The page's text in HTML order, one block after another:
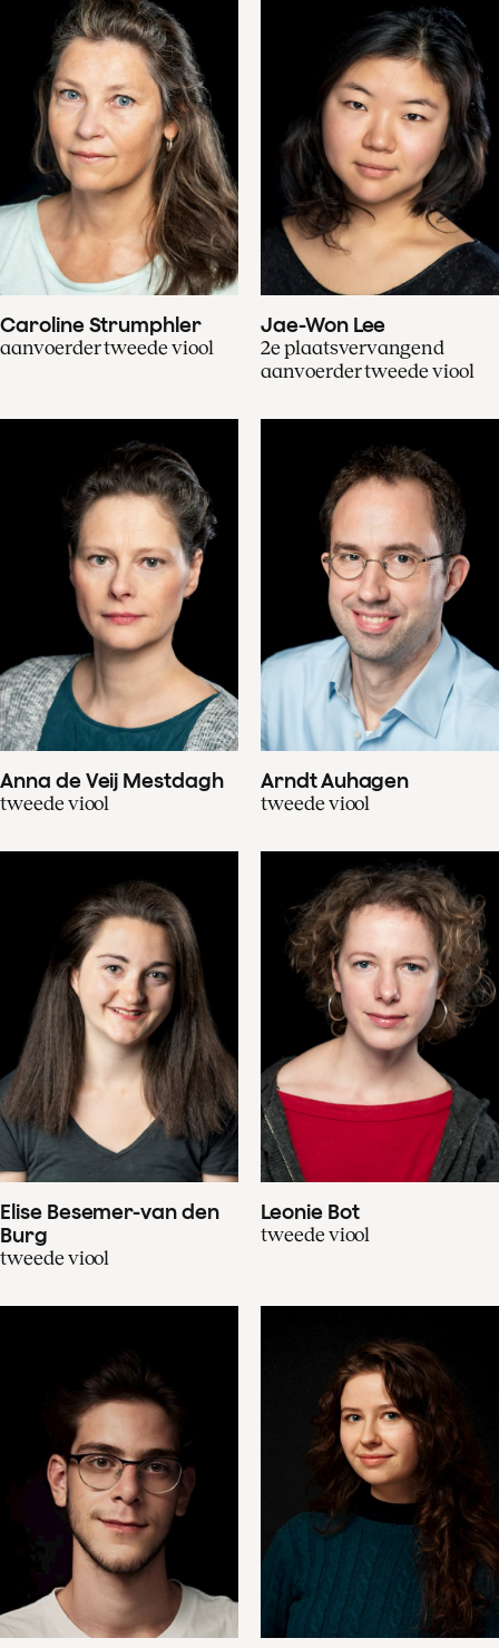
Caroline Strumphler
aanvoerder tweede viool
Jae-Won Lee
2e plaatsvervangend
aanvoerder tweede viool
Anna de Veij Mestdagh
tweede viool
Arndt Auhagen
tweede viool
Elise Besemer-van den
Burg
tweede viool
Leonie Bot
tweede viool